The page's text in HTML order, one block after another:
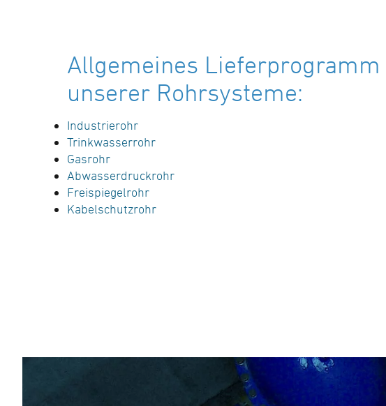
Allgemeines Lieferprogramm
unserer Rohrsysteme:
Industrierohr
Trinkwasserrohr
Gasrohr
Abwasserdruckrohr
Freispiegelrohr
Kabelschutzrohr